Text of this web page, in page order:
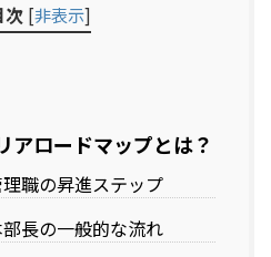
次 [非表示]
アロードマップとは？
職の昇進ステップ
長の一般的な流れ